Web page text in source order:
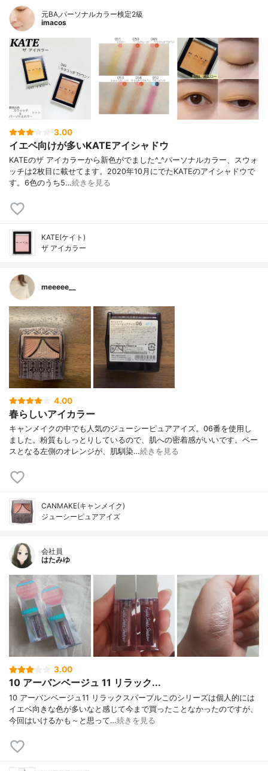
元BA,パーソナルカラー検定2級
imacos
3.00
イエベ向けが多いKATEアイシャドウ
KATEのザ アイカラーから新色がでました^_^パーソナルカラー、スウォ
ッチは2枚目に載せてます。2020年10月にでたKATEのアイシャドウで
す。6色のうち5…続きを見る
KATE(ケイト)
ザ アイカラー
meeeee__
4.00
春らしいアイカラー
キャンメイクの中でも人気のジューシーピュアアイズ。06番を使用し
ました。粉質もしっとりしているので、肌への密着感がいいです。ベー
スとなる左側のオレンジが、肌馴染…続きを見る
CANMAKE(キャンメイク)
ジューシーピュアアイズ
会社員
はたみゆ
3.00
10 アーバンベージュ 11 リラック...
10 アーバンベージュ11 リラックスパープルこのシリーズは個人的には
イエベ向きな色が多いなと感じて今まで買ったことなかったのですが、
今回はいけるかも～と思って…続きを見る